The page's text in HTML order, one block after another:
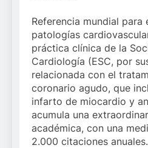
Referencia mundial
patologías
práctica clínica de la
Cardiología (ESC, por
relacionada con el
coronario agudo, que
infarto de miocardio y
acumula una
académica, con una
2.000 citaciones anuales.